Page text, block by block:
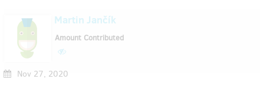
Martin Jančík
Nov 27, 2020
Amount Contributed